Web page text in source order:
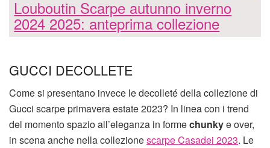
Louboutin Scarpe autunno inverno
2024 2025: anteprima collezione
GUCCI DECOLLETE
Come si presentano invece le decolleté della collezione di
Gucci scarpe primavera estate 2023? In linea con i trend
del momento spazio all’eleganza in formechunkye over,
in scena anche nella collezionescarpe Casadei 2023. Le